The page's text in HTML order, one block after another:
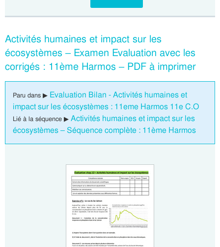
Activités humaines et impact sur les
écosystèmes – Examen Evaluation avec les
corrigés : 11ème Harmos – PDF à imprimer
Paru dans ▶ Evaluation Bilan - Activités humaines et
impact sur les écosystèmes : 11eme Harmos 11e C.O
Lié à la séquence ▶ Activités humaines et impact sur les
écosystèmes – Séquence complète : 11ème Harmos